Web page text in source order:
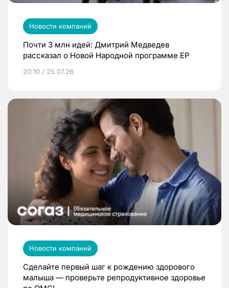
Новости компаний
Почти 3 млн идей: Дмитрий Медведев
рассказал о Новой Народной программе ЕР
20:10 / 25.07.26
Новости компаний
Сделайте первый шаг к рождению здорового
малыша — проверьте репродуктивное здоровье